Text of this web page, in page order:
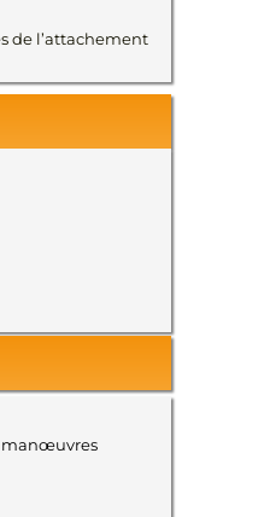
de l’attachement
manœuvres